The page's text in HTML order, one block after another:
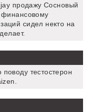
продажу Сосновый
финансовому
сидел некто на
тестостерон